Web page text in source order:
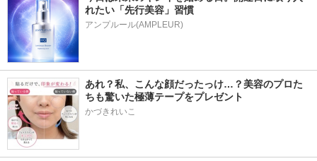
れたい「先行美容」習慣
アンプルール(AMPLEUR)
あれ？私、こんな顔だったっけ…？美容のプロた
ちも驚いた極薄テープをプレゼント
かづきれいこ